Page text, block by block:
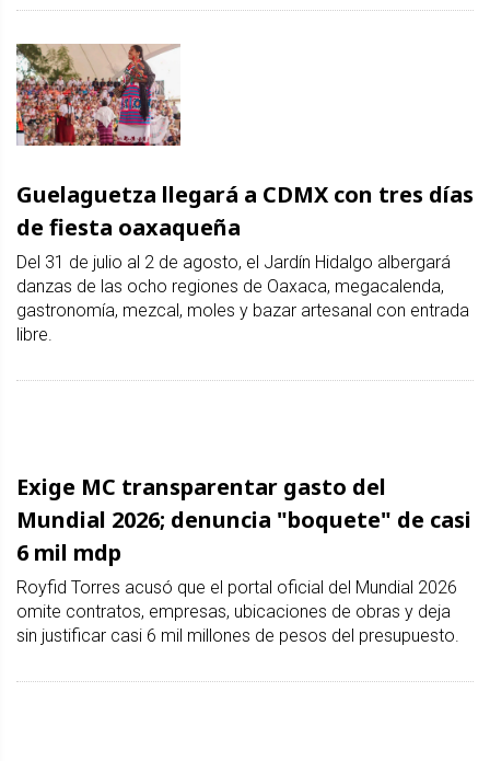
Guelaguetza llegará a CDMX con tres días
de fiesta oaxaqueña
Del 31 de julio al 2 de agosto, el Jardín Hidalgo albergará
danzas de las ocho regiones de Oaxaca, megacalenda,
gastronomía, mezcal, moles y bazar artesanal con entrada
libre.
Exige MC transparentar gasto del
Mundial 2026; denuncia "boquete" de casi
6 mil mdp
Royfid Torres acusó que el portal oficial del Mundial 2026
omite contratos, empresas, ubicaciones de obras y deja
sin justificar casi 6 mil millones de pesos del presupuesto.